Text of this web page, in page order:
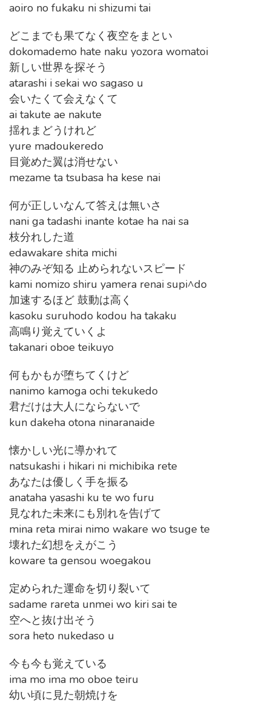
aoiro no fukaku ni shizumi tai
どこまでも果てなく夜空をまとい
dokomademo hate naku yozora womatoi
新しい世界を探そう
atarashi i sekai wo sagaso u
会いたくて会えなくて
ai takute ae nakute
揺れまどうけれど
yure madoukeredo
目覚めた翼は消せない
mezame ta tsubasa ha kese nai
何が正しいなんて答えは無いさ
nani ga tadashi inante kotae ha nai sa
枝分れした道
edawakare shita michi
神のみぞ知る 止められないスピード
kami nomizo shiru yamera renai supi^do
加速するほど 鼓動は高く
kasoku suruhodo kodou ha takaku
高鳴り覚えていくよ
takanari oboe teikuyo
何もかもが堕ちてくけど
nanimo kamoga ochi tekukedo
君だけは大人にならないで
kun dakeha otona ninaranaide
懐かしい光に導かれて
natsukashi i hikari ni michibika rete
あなたは優しく手を振る
anataha yasashi ku te wo furu
見なれた未来にも別れを告げて
mina reta mirai nimo wakare wo tsuge te
壊れた幻想をえがこう
koware ta gensou woegakou
定められた運命を切り裂いて
sadame rareta unmei wo kiri sai te
空へと抜け出そう
sora heto nukedaso u
今も今も覚えている
ima mo ima mo oboe teiru
幼い頃に見た朝焼けを